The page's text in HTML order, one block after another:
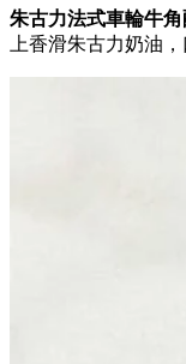
朱古力法式車輪牛角
上香滑朱古力奶油